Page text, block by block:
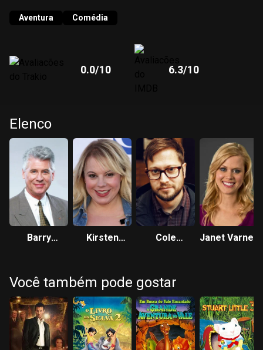
Aventura Comédia
0.0/10 6.3/10
Elenco
Barry
Kirsten
Cole
Janet Varney
Você também pode gostar